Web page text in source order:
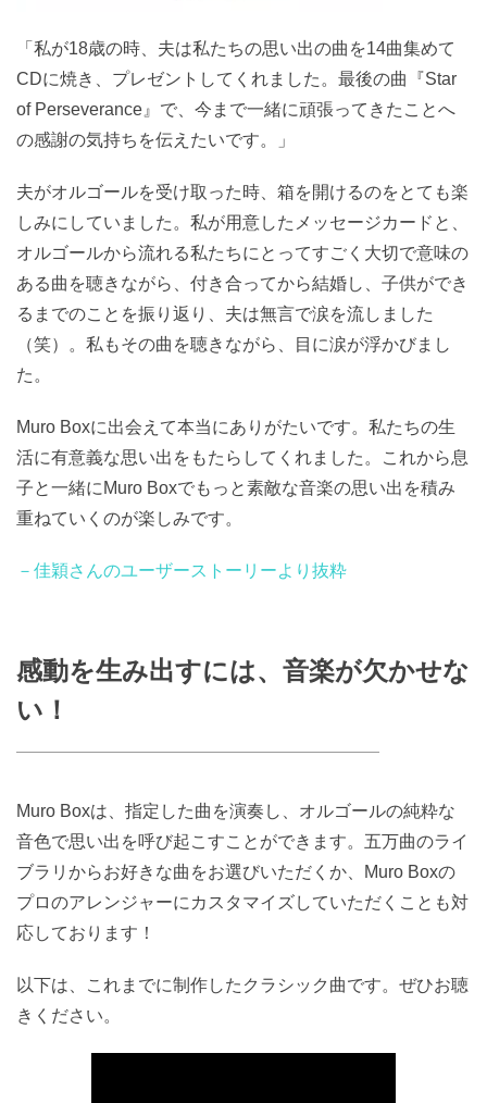
「私が18歳の時、夫は私たちの思い出の曲を14曲集めて
CDに焼き、プレゼントしてくれました。最後の曲『Star
of Perseverance』で、今まで一緒に頑張ってきたことへ
の感謝の気持ちを伝えたいです。」
夫がオルゴールを受け取った時、箱を開けるのをとても楽
しみにしていました。私が用意したメッセージカードと、
オルゴールから流れる私たちにとってすごく大切で意味の
ある曲を聴きながら、付き合ってから結婚し、子供ができ
るまでのことを振り返り、夫は無言で涙を流しました
（笑）。私もその曲を聴きながら、目に涙が浮かびまし
た。
Muro Boxに出会えて本当にありがたいです。私たちの生
活に有意義な思い出をもたらしてくれました。これから息
子と一緒にMuro Boxでもっと素敵な音楽の思い出を積み
重ねていくのが楽しみです。
－佳穎さんのユーザーストーリーより抜粋
感動を生み出すには、音楽が欠かせな
い！
Muro Boxは、指定した曲を演奏し、オルゴールの純粋な
音色で思い出を呼び起こすことができます。五万曲のライ
ブラリからお好きな曲をお選びいただくか、Muro Boxの
プロのアレンジャーにカスタマイズしていただくことも対
応しております！
以下は、これまでに制作したクラシック曲です。ぜひお聴
きください。